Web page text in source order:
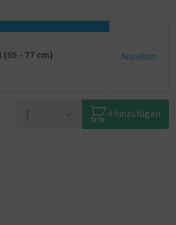
- 77 cm)
Ansehen
hinzufügen